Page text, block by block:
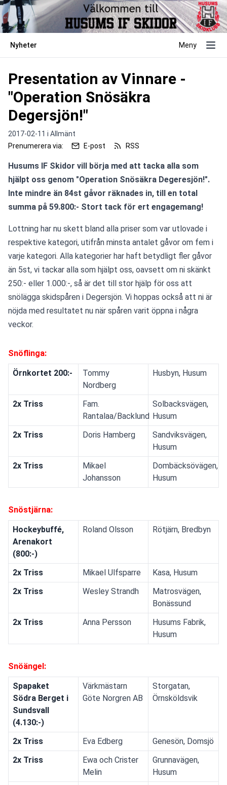
Nyheter Meny
Presentation av Vinnare -
"Operation Snösäkra
Degersjön!"
2017-02-11 i Allmänt
Prenumerera via:
E-post RSS
Husums IF Skidor vill börja med att tacka alla som
hjälpt oss genom "Operation Snösäkra Degeresjön!".
Inte mindre än 84st gåvor räknades in, till en total
summa på 59.800:- Stort tack för ert engagemang!
Lottning har nu skett bland alla priser som var utlovade i
respektive kategori, utifrån minsta antalet gåvor om fem i
varje kategori. Alla kategorier har haft betydligt fler gåvor
än 5st, vi tackar alla som hjälpt oss, oavsett om ni skänkt
250:- eller 1.000:-, så är det till stor hjälp för oss att
snölägga skidspåren i Degersjön. Vi hoppas också att ni är
nöjda med resultatet nu när spåren varit öppna i några
veckor.
Snöflinga:
Örnkortet 200:-
Tommy
Nordberg
Husbyn, Husum
2x Triss
Fam.
Rantalaa/Backlund
Solbacksvägen,
Husum
2x Triss
Doris Hamberg
Sandviksvägen,
Husum
2x Triss
Mikael
Johansson
Dombäcksövägen,
Husum
Snöstjärna:
Hockeybuffé,
Arenakort
(800:-)
Roland Olsson Rötjärn, Bredbyn
2x Triss Mikael Ulfsparre
Kasa, Husum
2x Triss
Wesley Strandh
Matrosvägen,
Bonässund
2x Triss
Anna Persson
Husums Fabrik,
Husum
Snöängel:
Spapaket
Södra Berget i
Sundsvall
(4.130:-)
Värkmästarn
Göte Norgren AB
Storgatan,
Örnsköldsvik
2x Triss Eva Edberg
Genesön, Domsjö
2x Triss
Ewa och Crister
Melin
Grunnavägen,
Husum